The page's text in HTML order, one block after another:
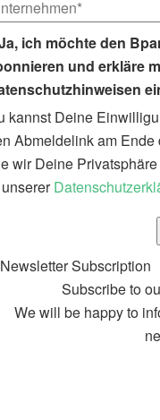
ich möchte den
und erkläre
kannst Deine
Abmeldelink am Ende
wir Deine
Newsletter Subscription
Subscribe to
We will be happy to